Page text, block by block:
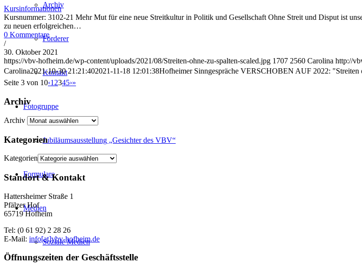
Archiv
Förderer
Kontakt
Fotogruppe
Jubiläumsausstellung „Gesichter des VBV“
Formulare
Medien
Soziale Medien
Kursinformationen
Kursnummer: 3102-21 Mehr Mut für eine neue Streitkultur in Politik und Gesellschaft Ohne Streit und Disput ist
zu neuen erfolgreichen…
0 Kommentare
/
30. Oktober 2021
https://vbv-hofheim.de/wp-content/uploads/2021/08/Streiten-ohne-zu-spalten-scaled.jpg 1707 2560 Carolina http://
Carolina2021-10-30 21:21:402021-11-18 12:01:38Hofheimer Sinngespräche VERSCHOBEN AUF 2022:
Seite 3 von 10‹1 2345›»
Archiv
Archiv
Kategorien
Kategorien
Standort & Kontakt
Hattersheimer Straße 1
Pfälzer Hof
65719 Hofheim
Tel: (0 61 92) 2 28 26
E-Mail: info[at]vbv-hofheim.de
Öffnungszeiten der Geschäftsstelle